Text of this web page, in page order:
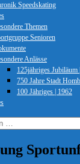
Speedskating
Themen
Senioren
Anlässe
125jähriges Jubiläum
750 Jahre Stadt
100 Jähriges | 1962